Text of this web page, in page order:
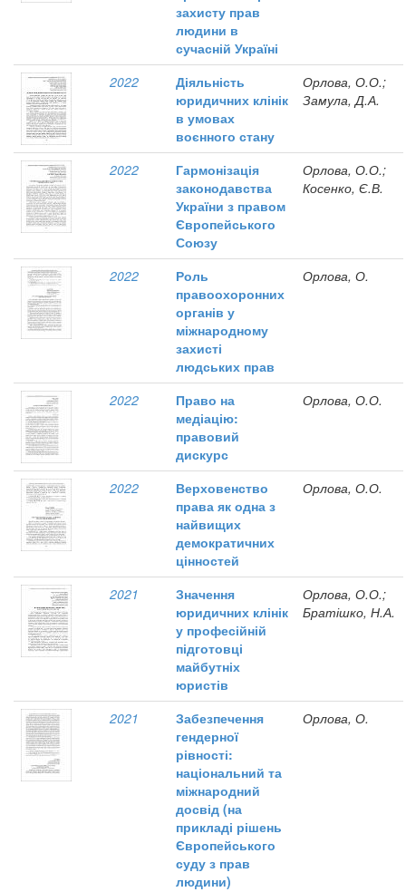
захисту прав
людини в
сучасній Україні
2022
Діяльність
юридичних клінік
в умовах
воєнного стану
Орлова, О.О.;
Замула, Д.А.
2022
Гармонізація
законодавства
України з правом
Європейського
Союзу
Орлова, О.О.;
Косенко, Є.В.
2022
Роль
правоохоронних
органів у
міжнародному
захисті
людських прав
Орлова, О.
2022
Право на
медіацію:
правовий
дискурс
Орлова, О.О.
2022
Верховенство
права як одна з
найвищих
демократичних
цінностей
Орлова, О.О.
2021
Значення
юридичних клінік
у професійній
підготовці
майбутніх
юристів
Орлова, О.О.;
Братішко, Н.А.
2021
Забезпечення
гендерної
рівності:
національний та
міжнародний
досвід (на
прикладі рішень
Європейського
суду з прав
людини)
Орлова, О.